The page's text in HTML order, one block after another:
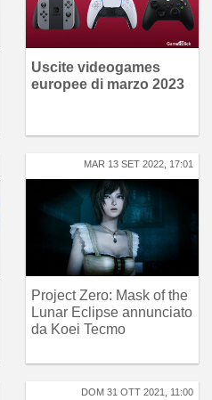
Uscite videogames
europee di marzo 2023
MAR 13 SET 2022, 17:01
Project Zero: Mask of the
Lunar Eclipse annunciato
da Koei Tecmo
DOM 31 OTT 2021, 11:00